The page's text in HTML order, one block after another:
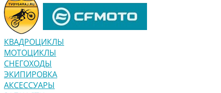
КВАДРОЦИКЛЫ
МОТОЦИКЛЫ
СНЕГОХОДЫ
ЭКИПИРОВКА
АКСЕССУАРЫ